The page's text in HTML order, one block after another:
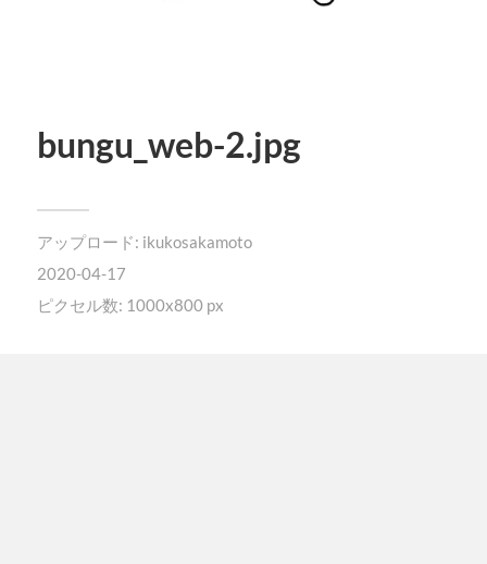
bungu_web-2.jpg
アップロード: ikukosakamoto
2020-04-17
ピクセル数: 1000x800 px